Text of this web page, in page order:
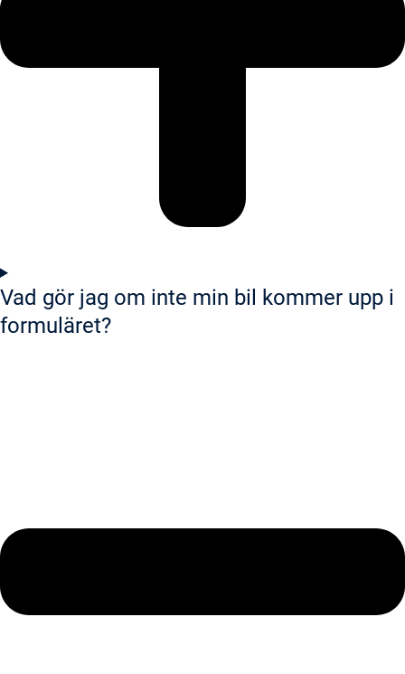
Vad gör jag om inte min bil kommer upp i
formuläret?